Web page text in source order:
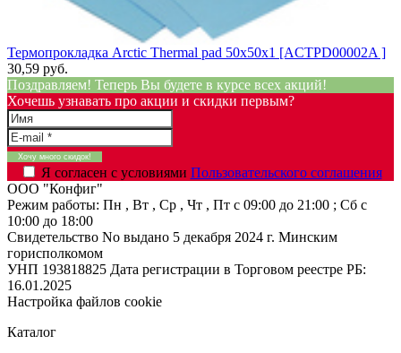
Термопрокладка Arctic Thermal pad 50x50x1 [ACTPD00002A ]
30,59 руб.
Поздравляем! Теперь Вы будете в курсе всех акций!
Хочешь узнавать про акции и скидки первым?
Я согласен с условиями Пользовательского соглашения
ООО "Конфиг"
Режим работы: Пн , Вт , Ср , Чт , Пт c 09:00 до 21:00 ; Сб c
10:00 до 18:00
Свидетельство No выдано 5 декабря 2024 г. Минским
горисполкомом
УНП 193818825 Дата регистрации в Торговом реестре РБ:
16.01.2025
Настройка файлов cookie
Каталог